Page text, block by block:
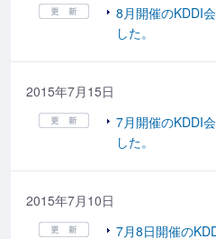
8月開催のKDDI
した。
2015年7月15日
7月開催のKDDI
した。
2015年7月10日
7月8日開催の